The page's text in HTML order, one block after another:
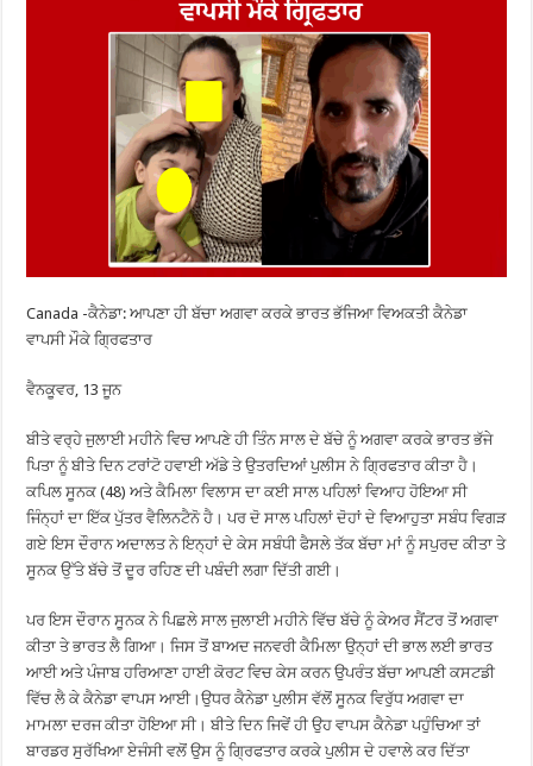
Canada -ਕੈਨੇਡਾ: ਆਪਣਾ ਹੀ ਬੱਚਾ ਅਗਵਾ ਕਰਕੇ ਭਾਰਤ ਭੱਜਿਆ ਵਿਅਕਤੀ ਕੈਨੇਡਾ
ਵਾਪਸੀ ਮੌਕੇ ਗ੍ਰਿਫਤਾਰ
ਵੈਨਕੂਵਰ, 13 ਜੂਨ
ਬੀਤੇ ਵਰ੍ਹੇ ਜੁਲਾਈ ਮਹੀਨੇ ਵਿਚ ਆਪਣੇ ਹੀ ਤਿੰਨ ਸਾਲ ਦੇ ਬੱਚੇ ਨੂੰ ਅਗਵਾ ਕਰਕੇ ਭਾਰਤ ਭੱਜੇ
ਪਿਤਾ ਨੂੰ ਬੀਤੇ ਦਿਨ ਟਰਾਂਟੋ ਹਵਾਈ ਅੱਡੇ ਤੇ ਉਤਰਦਿਆਂ ਪੁਲੀਸ ਨੇ ਗ੍ਰਿਫਤਾਰ ਕੀਤਾ ਹੈ।
ਕਪਿਲ ਸੂਨਕ (48) ਅਤੇ ਕੈਮਿਲਾ ਵਿਲਾਸ ਦਾ ਕਈ ਸਾਲ ਪਹਿਲਾਂ ਵਿਆਹ ਹੋਇਆ ਸੀ
ਜਿੰਨ੍ਹਾਂ ਦਾ ਇੱਕ ਪੁੱਤਰ ਵੈਲਿਨਟੈਨੋ ਹੈ। ਪਰ ਦੋ ਸਾਲ ਪਹਿਲਾਂ ਦੋਹਾਂ ਦੇ ਵਿਆਹੁਤਾ ਸਬੰਧ ਵਿਗੜ
ਗਏ ਇਸ ਦੌਰਾਨ ਅਦਾਲਤ ਨੇ ਇਨ੍ਹਾਂ ਦੇ ਕੇਸ ਸਬੰਧੀ ਫੈਸਲੇ ਤੱਕ ਬੱਚਾ ਮਾਂ ਨੂੰ ਸਪੁਰਦ ਕੀਤਾ ਤੇ
ਸੂਨਕ ਉੱਤੇ ਬੱਚੇ ਤੋਂ ਦੂਰ ਰਹਿਣ ਦੀ ਪਬੰਦੀ ਲਗਾ ਦਿੱਤੀ ਗਈ।
ਪਰ ਇਸ ਦੌਰਾਨ ਸੂਨਕ ਨੇ ਪਿਛਲੇ ਸਾਲ ਜੁਲਾਈ ਮਹੀਨੇ ਵਿੱਚ ਬੱਚੇ ਨੂੰ ਕੇਅਰ ਸੈਂਟਰ ਤੋਂ ਅਗਵਾ
ਕੀਤਾ ਤੇ ਭਾਰਤ ਲੈ ਗਿਆ। ਜਿਸ ਤੋਂ ਬਾਅਦ ਜਨਵਰੀ ਕੈਮਿਲਾ ਉਨ੍ਹਾਂ ਦੀ ਭਾਲ ਲਈ ਭਾਰਤ
ਆਈ ਅਤੇ ਪੰਜਾਬ ਹਰਿਆਣਾ ਹਾਈ ਕੋਰਟ ਵਿਚ ਕੇਸ ਕਰਨ ਉਪਰੰਤ ਬੱਚਾ ਆਪਣੀ ਕਸਟਡੀ
ਵਿੱਚ ਲੈ ਕੇ ਕੈਨੇਡਾ ਵਾਪਸ ਆਈ।ਉਧਰ ਕੈਨੇਡਾ ਪੁਲੀਸ ਵੱਲੋਂ ਸੂਨਕ ਵਿਰੁੱਧ ਅਗਵਾ ਦਾ
ਮਾਮਲਾ ਦਰਜ ਕੀਤਾ ਹੋਇਆ ਸੀ। ਬੀਤੇ ਦਿਨ ਜਿਵੇਂ ਹੀ ਉਹ ਵਾਪਸ ਕੈਨੇਡਾ ਪਹੁੰਚਿਆ ਤਾਂ
ਬਾਰਡਰ ਸੁਰੱਖਿਆ ਏਜੰਸੀ ਵਲੋਂ ਉਸ ਨੂੰ ਗ੍ਰਿਫਤਾਰ ਕਰਕੇ ਪੁਲੀਸ ਦੇ ਹਵਾਲੇ ਕਰ ਦਿੱਤਾ